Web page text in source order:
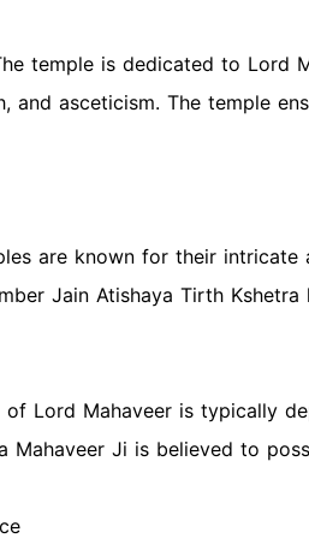
temple is dedicated to Lord
and asceticism. The temple
are known for their
Jain Atishaya Tirth
Lord Mahaveer is typically
Mahaveer Ji is believed to